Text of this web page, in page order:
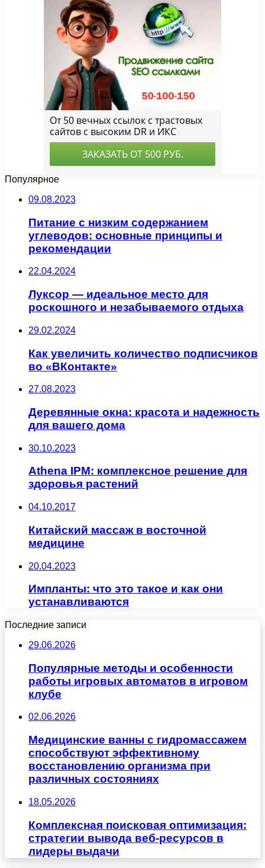
Популярное
09.08.2023
Питание с низким содержанием
углеводов: основные принципы и
рекомендации
22.04.2024
Луксор — идеальное место для
роскошного и незабываемого отдыха
29.02.2024
Как увеличить количество подписчиков
во «ВКонтакте»
27.08.2023
Деревянные окна: красота и надежность
для вашего дома
30.10.2023
Athena IPM: комплексное решение для
здоровья растений
04.10.2017
Китайский массаж в восточной
медицине
20.04.2023
Импланты: что это такое и как они
устанавливаются
Последние записи
29.06.2026
Популярные методы и особенности
работы игровых автоматов в игровом
клубе
02.06.2026
Медицинские ванны с гидромассажем
способствуют эффективному
восстановлению организма при
различных состояниях
18.05.2026
Комплексная поисковая оптимизация:
стратегии вывода веб-ресурсов в
лидеры выдачи